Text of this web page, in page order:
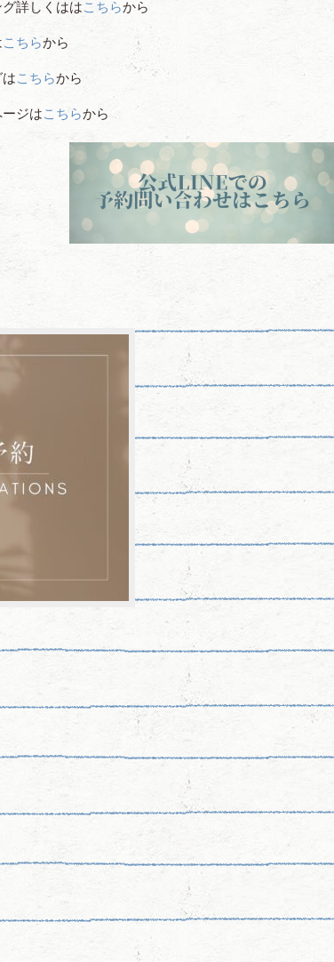
詳しくははこちらから
こちらから
こちらから
ジはこちらから